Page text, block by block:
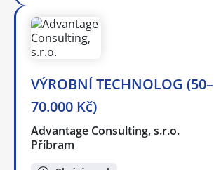
VÝROBNÍ TECHNOLOG (50–
70.000 Kč)
Advantage Consulting, s.r.o.
Příbram